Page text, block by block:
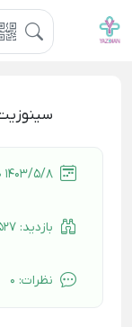
1403/5/8 15:30:00
بازدید:
نظرات: 0